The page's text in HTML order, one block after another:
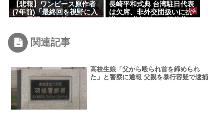
【悲報】ワンピース原作者
(7年前)「最終回を視野に入
長崎平和式典 台湾駐日代表
は欠席、非外交団扱いに抗
関連記事
高校生娘「父から殴られ首を締められ
た」と警察に通報 父親を暴行容疑で逮捕